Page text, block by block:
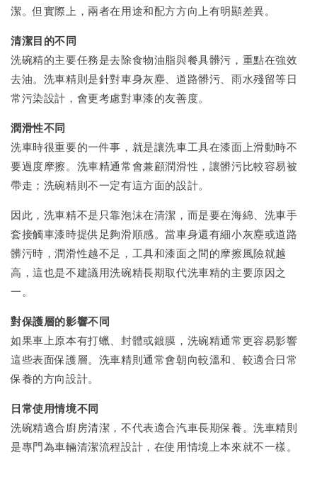
潔。但實際上，兩者在用途和配方方向上有明顯差異。
清潔目的不同
洗碗精的主要任務是去除食物油脂與餐具髒污，重點在強效
去油。洗車精則是針對車身灰塵、道路髒污、雨水殘留等日
常污染設計，會更考慮對車漆的友善度。
潤滑性不同
洗車時很重要的一件事，就是讓洗車工具在漆面上滑動時不
要過度摩擦。洗車精通常會兼顧潤滑性，讓髒污比較容易被
帶走；洗碗精則不一定有這方面的設計。
因此，洗車精不是只靠泡沫在清潔，而是要在海綿、洗車手
套接觸車漆時提供足夠滑順感。當車身還有細小灰塵或道路
髒污時，潤滑性越不足，工具和漆面之間的摩擦風險就越
高，這也是不建議用洗碗精長期取代洗車精的主要原因之
一。
對保護層的影響不同
如果車上原本有打蠟、封體或鍍膜，洗碗精通常更容易影響
這些表面保護層。洗車精則通常會朝向較溫和、較適合日常
保養的方向設計。
日常使用情境不同
洗碗精適合廚房清潔，不代表適合汽車長期保養。洗車精則
是專門為車輛清潔流程設計，在使用情境上本來就不一樣。